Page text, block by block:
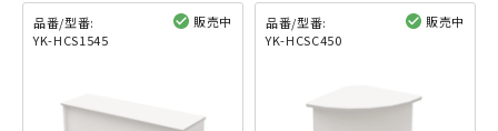
品番/型番:
YK-HCS1545
販売中
品番/型番:
YK-HCSC450
販売中